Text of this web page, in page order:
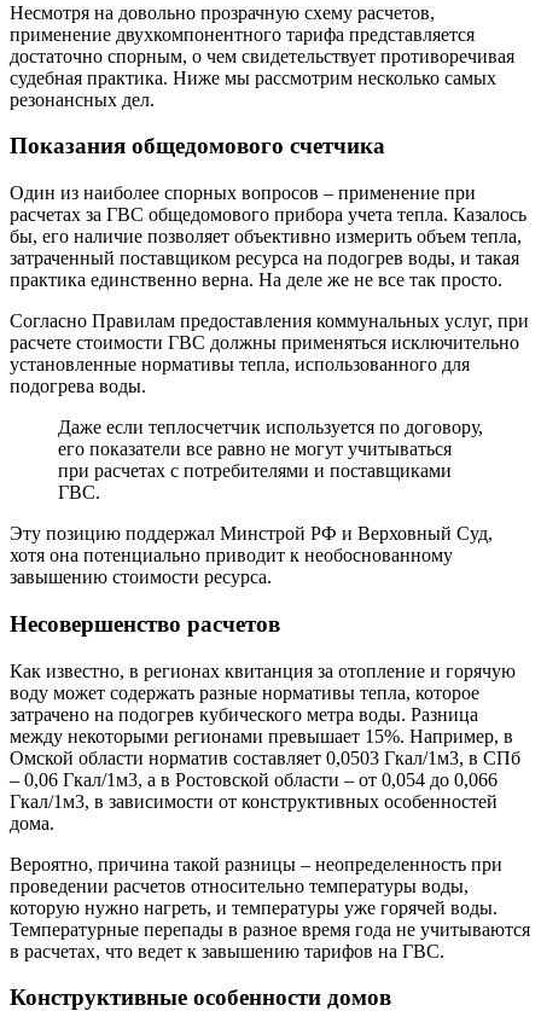
Несмотря на довольно прозрачную схему расчетов,
применение двухкомпонентного тарифа представляется
достаточно спорным, о чем свидетельствует противоречивая
судебная практика. Ниже мы рассмотрим несколько самых
резонансных дел.
Показания общедомового счетчика
Один из наиболее спорных вопросов – применение при
расчетах за ГВС общедомового прибора учета тепла. Казалось
бы, его наличие позволяет объективно измерить объем тепла,
затраченный поставщиком ресурса на подогрев воды, и такая
практика единственно верна. На деле же не все так просто.
Согласно Правилам предоставления коммунальных услуг, при
расчете стоимости ГВС должны применяться исключительно
установленные нормативы тепла, использованного для
подогрева воды.
Даже если теплосчетчик используется по договору,
его показатели все равно не могут учитываться
при расчетах с потребителями и поставщиками
ГВС.
Эту позицию поддержал Минстрой РФ и Верховный Суд,
хотя она потенциально приводит к необоснованному
завышению стоимости ресурса.
Несовершенство расчетов
Как известно, в регионах квитанция за отопление и горячую
воду может содержать разные нормативы тепла, которое
затрачено на подогрев кубического метра воды. Разница
между некоторыми регионами превышает 15%. Например, в
Омской области норматив составляет 0,0503 Гкал/1м3, в СПб
– 0,06 Гкал/1м3, а в Ростовской области – от 0,054 до 0,066
Гкал/1м3, в зависимости от конструктивных особенностей
дома.
Вероятно, причина такой разницы – неопределенность при
проведении расчетов относительно температуры воды,
которую нужно нагреть, и температуры уже горячей воды.
Температурные перепады в разное время года не учитываются
в расчетах, что ведет к завышению тарифов на ГВС.
Конструктивные особенности домов